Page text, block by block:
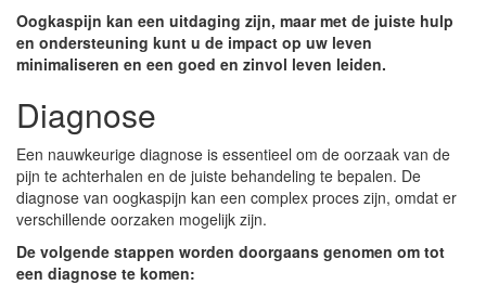
Oogkaspijn kan een uitdaging zijn, maar met de juiste hulp
en ondersteuning kunt u de impact op uw leven
minimaliseren en een goed en zinvol leven leiden.
Diagnose
Een nauwkeurige diagnose is essentieel om de oorzaak van de
pijn te achterhalen en de juiste behandeling te bepalen. De
diagnose van oogkaspijn kan een complex proces zijn, omdat er
verschillende oorzaken mogelijk zijn.
De volgende stappen worden doorgaans genomen om tot
een diagnose te komen: